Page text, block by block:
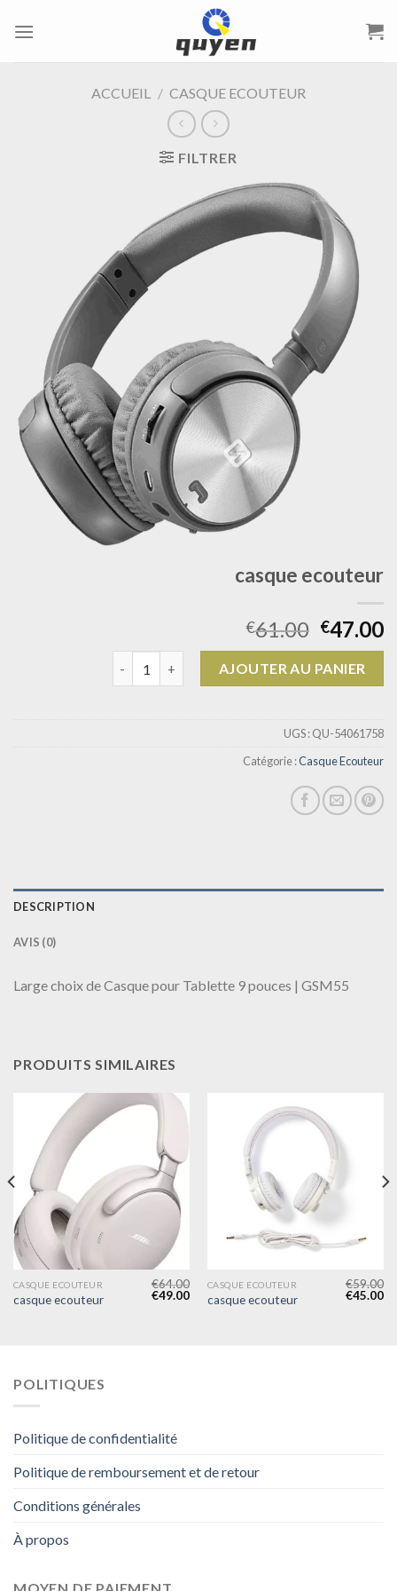
ACCUEIL / CASQUE ECOUTEUR
FILTRER
casque ecouteur
€61.00 €47.00
AJOUTER AU PANIER
UGS :QU-54061758
Catégorie :Casque Ecouteur
DESCRIPTION
AVIS (0)
Large choix de Casque pour Tablette 9 pouces | GSM55
PRODUITS SIMILAIRES
CASQUE ECOUTEUR
casque ecouteur
€64.00
€49.00
CASQUE ECOUTEUR
casque ecouteur
€59.00
€45.00
POLITIQUES
Politique de confidentialité
Politique de remboursement et de retour
Conditions générales
À propos
MOYEN DE PAIEMENT